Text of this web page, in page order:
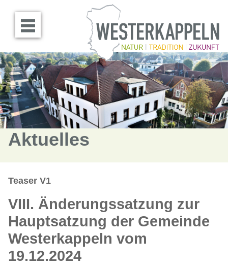
Menü öffnen
Aktuelles
Teaser V1
VIII. Änderungssatzung zur
Hauptsatzung der Gemeinde
Westerkappeln vom
19.12.2024